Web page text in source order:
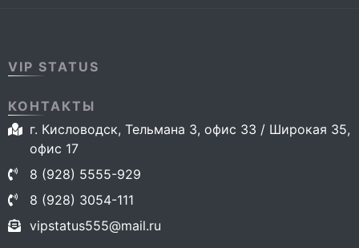
VIP STATUS
КОНТАКТЫ
г. Кисловодск, Тельмана 3, офис 33 / Широкая 35,
офис 17
8 (928) 5555-929
8 (928) 3054-111
vipstatus555@mail.ru